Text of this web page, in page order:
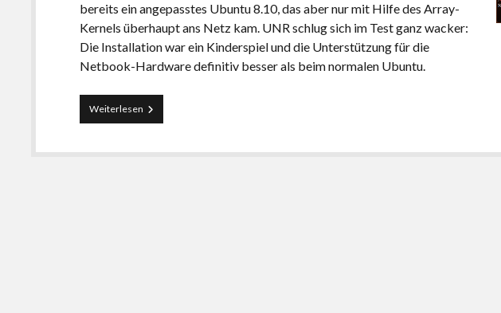
bereits ein angepasstes Ubuntu 8.10, das aber nur mit Hilfe des Array-
Kernels überhaupt ans Netz kam. UNR schlug sich im Test ganz wacker:
Die Installation war ein Kinderspiel und die Unterstützung für die
Netbook-Hardware definitiv besser als beim normalen Ubuntu.
Weiterlesen Ubuntu
Netbook
9.04